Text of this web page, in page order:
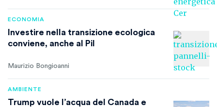
ECONOMIA
Investire nella transizione ecologica
conviene, anche al Pil
Maurizio Bongioanni
AMBIENTE
Trump vuole l’acqua del Canada e